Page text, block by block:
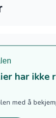
har ikke
med å